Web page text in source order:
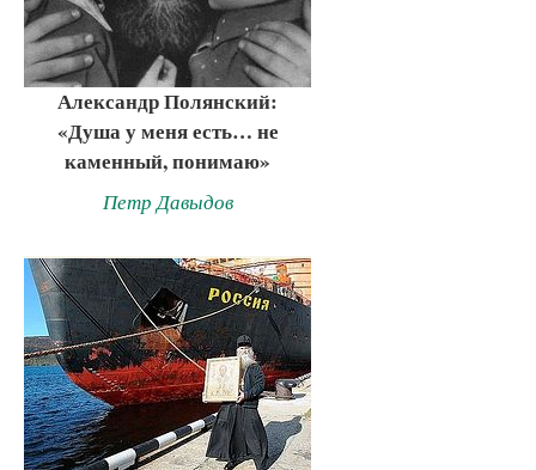
Александр Полянский:
«Душа у меня есть… не
каменный, понимаю»
Петр Давыдов